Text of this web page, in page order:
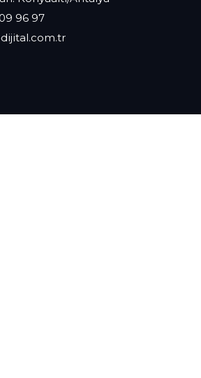
96 97